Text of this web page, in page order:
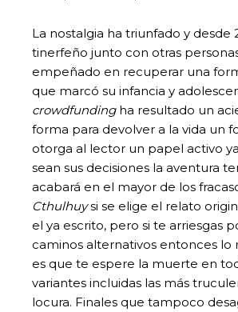
La nostalgia ha triunfado y desde
tinerfeño junto con otras
empeñado en recuperar una
que marcó su infancia y
crowdfunding ha resultado un
forma para devolver a la vida un
otorga al lector un papel activo
sean sus decisiones la aventura
acabará en el mayor de los
Cthulhuysi se elige el relato
el ya escrito, pero si te arriesgas
caminos alternativos entonces lo
es que te espere la muerte en
variantes incluidas las más
locura. Finales que tampoco